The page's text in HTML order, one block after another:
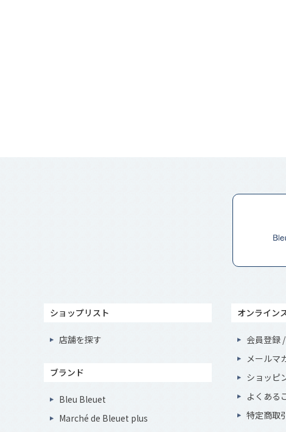
ショップリスト
店舗を探す
ブランド
Bleu Bleuet
Marché de Bleuet plus
オンライン
会員登録
メールマ
ショッピ
よくある
特定商取